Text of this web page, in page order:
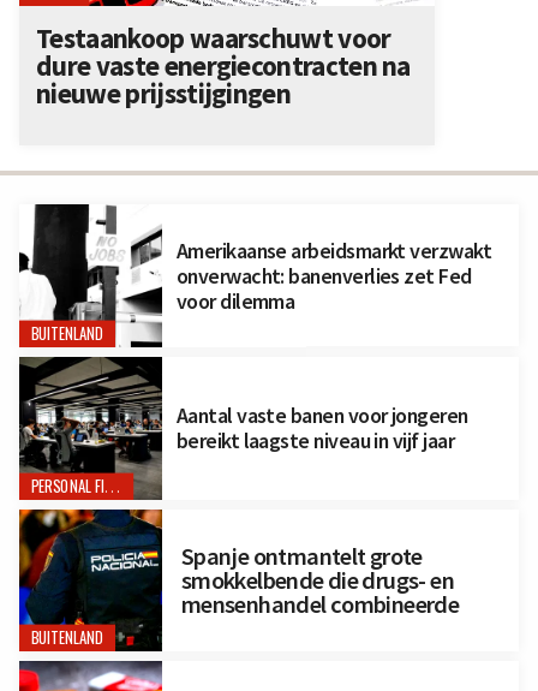
BUITENLAND
Amerikaanse arbeidsmarkt verzwakt
onverwacht: banenverlies zet Fed
voor dilemma
PERSONAL FINANCE
Aantal vaste banen voor jongeren
bereikt laagste niveau in vijf jaar
BUITENLAND
Spanje ontmantelt grote
smokkelbende die drugs- en
mensenhandel combineerde
Testaankoop waarschuwt voor
dure vaste energiecontracten na
nieuwe prijsstijgingen